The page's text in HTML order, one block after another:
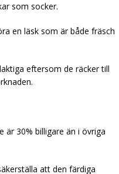
som socker.
en läsk som är både fräsch
eftersom de räcker till
är 30% billigare än i övriga
att den färdiga